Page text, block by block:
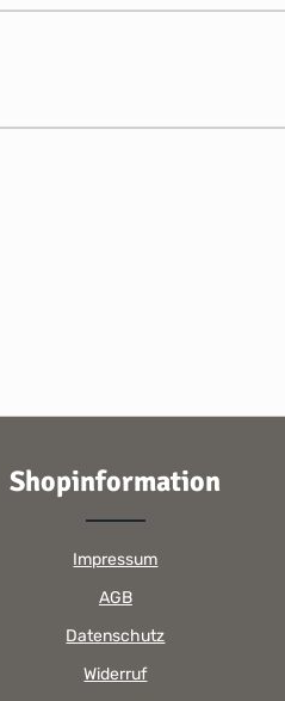
Shopinformation
Impressum
AGB
Datenschutz
Widerruf